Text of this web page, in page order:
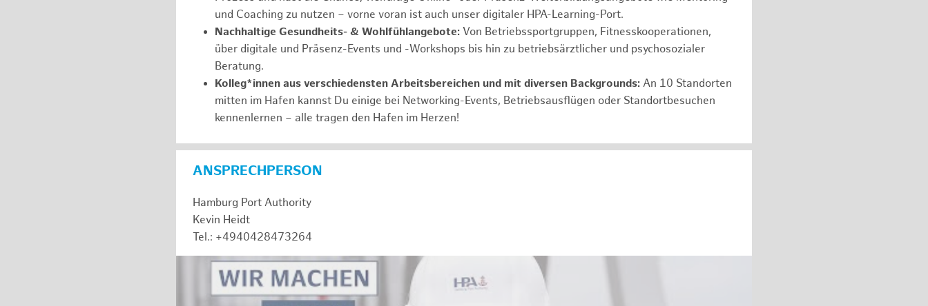
und Coaching zu nutzen – vorne voran ist auch unser digitaler HPA-Learning-Port.
Nachhaltige Gesundheits- & Wohlfühlangebote: Von Betriebssportgruppen, Fitnesskooperationen,
über digitale und Präsenz-Events und -Workshops bis hin zu betriebsärztlicher und psychosozialer
Beratung.
Kolleg*innen aus verschiedensten Arbeitsbereichen und mit diversen Backgrounds: An 10 Standorten
mitten im Hafen kannst Du einige bei Networking-Events, Betriebsausflügen oder Standortbesuchen
kennenlernen – alle tragen den Hafen im Herzen!
ANSPRECHPERSON
Hamburg Port Authority
Kevin Heidt
Tel.: +4940428473264